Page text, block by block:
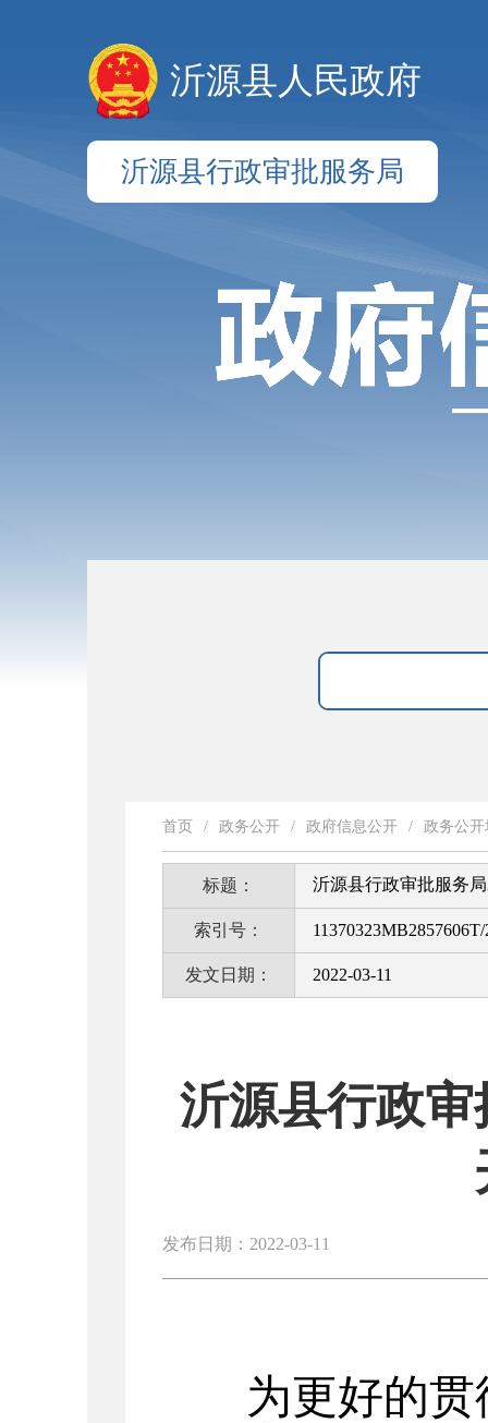
沂源县人民政府
沂源县行政审批服务局
首页 / 政务公开 / 政府信息公开 / 政务公开
标题： 沂源县行政审批服务
索引号：
发文日期： 2022-03-11
沂源县行政
发布日期：2022-03-11
为更好的